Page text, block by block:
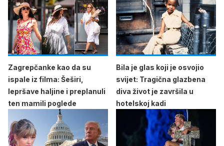
Zagrepčanke kao da su
ispale iz filma: Šeširi,
lepršave haljine i preplanuli
ten mamili poglede
Bila je glas koji je osvojio
svijet: Tragična glazbena
diva život je završila u
hotelskoj kadi